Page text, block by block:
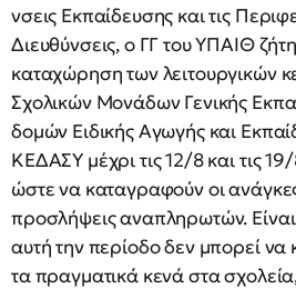
νσεις Εκπαίδευσης και τις
Διευθύνσεις, ο ΓΓ του ΥΠΑΙΘ
καταχώρηση των λειτουργικών
Σχολικών Μονάδων Γενικής
δομών Ειδικής Αγωγής και
ΚΕΔΑΣΥ μέχρι τις 12/8 και τις
ώστε να καταγραφούν οι
προσλήψεις αναπληρωτών.
αυτή την περίοδο δεν μπορεί
τα πραγματικά κενά στα